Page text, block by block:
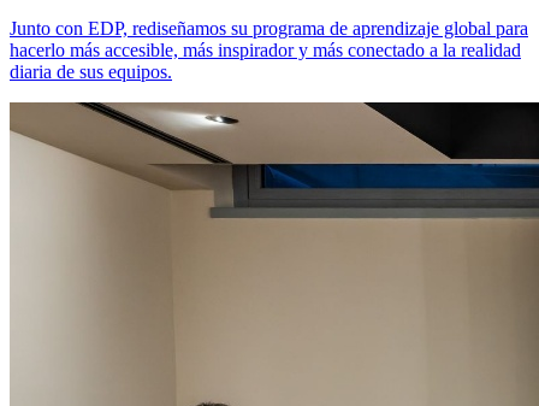
Junto con EDP, rediseñamos su programa de aprendizaje global para
hacerlo más accesible, más inspirador y más conectado a la realidad
diaria de sus equipos.